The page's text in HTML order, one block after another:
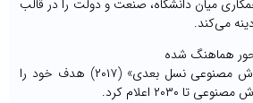
میان دانشگاه، صنعت و دولت را در قالب
می‌کند.
هماهنگ ‌شده
چین با «برنامه توسعه هوش مصنوعی نسل بعدی» (۲۰۱۷) هدف خود را
۲۰۳۰ اعلام کرد.